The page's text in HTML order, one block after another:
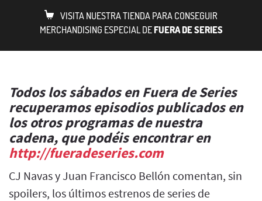
VISITA NUESTRA TIENDA PARA CONSEGUIR
MERCHANDISING ESPECIAL DEFUERA DE SERIES
Todos los sábados en Fuera de Series
recuperamos episodios publicados en
los otros programas de nuestra
cadena, que podéis encontrar en
http://fueradeseries.com
CJ Navas y Juan Francisco Bellón comentan, sin
spoilers, los últimos estrenos de series de